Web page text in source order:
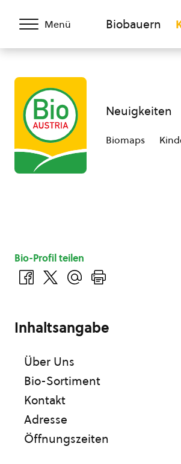
Menü Biobauern
Neuigkeiten
Biomaps
Bio-Profil teilen
Inhaltsangabe
Über Uns
Bio-Sortiment
Kontakt
Adresse
Öffnungszeiten